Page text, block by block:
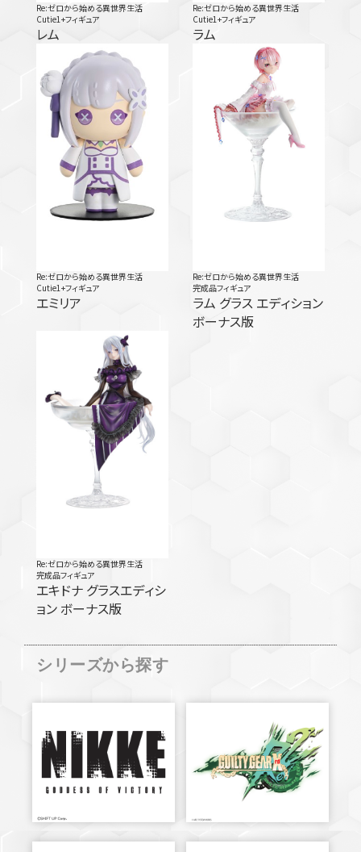
Re:ゼロから始める異世界生活
Cutie1+フィギュア
レム
Re:ゼロから始める異世界生活
Cutie1+フィギュア
ラム
Re:ゼロから始める異世界生活
Cutie1+フィギュア
エミリア
Re:ゼロから始める異世界生活
完成品フィギュア
ラム グラス エディション
ボーナス版
Re:ゼロから始める異世界生活
完成品フィギュア
エキドナ グラスエディシ
ョン ボーナス版
シリーズから探す